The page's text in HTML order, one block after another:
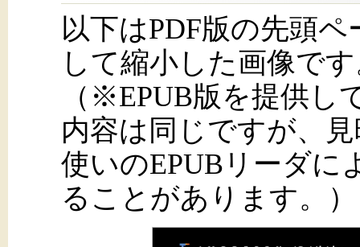
以下はPDF版の先頭
して縮小した画像で
（※EPUB版を提供し
内容は同じですが、
使いのEPUBリーダに
ることがあります。）